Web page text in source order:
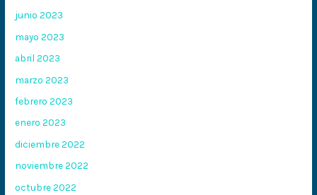
junio 2023
mayo 2023
abril 2023
marzo 2023
febrero 2023
enero 2023
diciembre 2022
noviembre 2022
octubre 2022